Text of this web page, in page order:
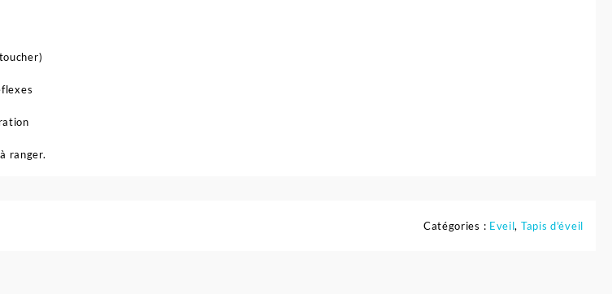
ranger.
Catégories : Eveil, Tapis d'éveil